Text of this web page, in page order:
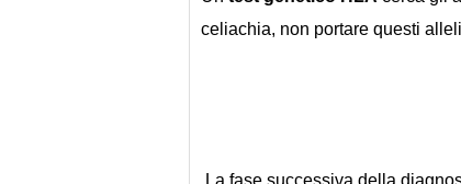
celiachia, non portare questi